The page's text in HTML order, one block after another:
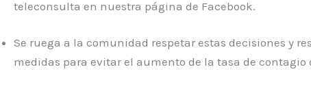
teleconsulta en nuestra página de Facebook.
Se ruega a la comunidad respetar estas decisiones y
medidas para evitar el aumento de la tasa de contagio